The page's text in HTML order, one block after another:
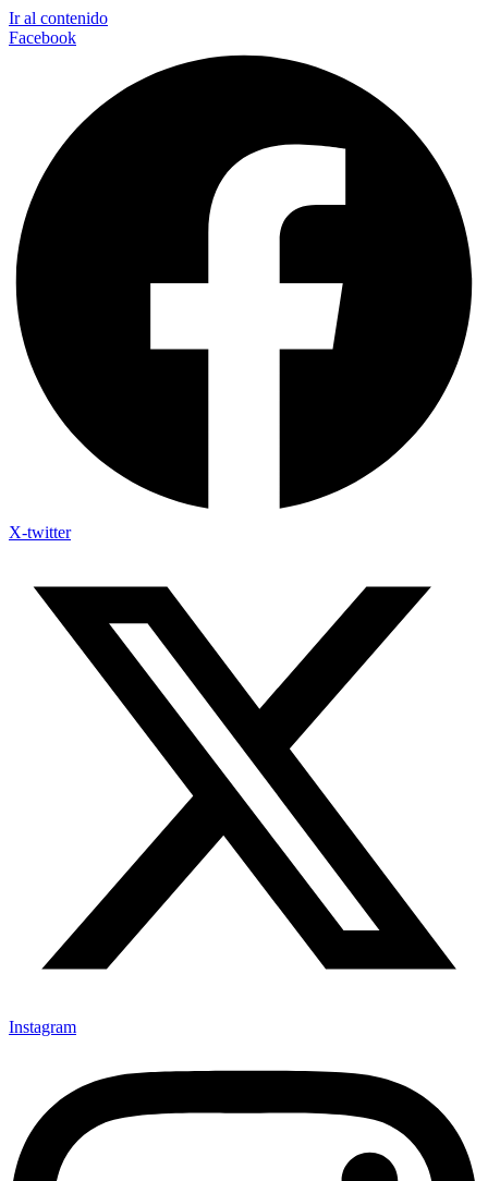
Ir al contenido
Facebook
X-twitter
Instagram